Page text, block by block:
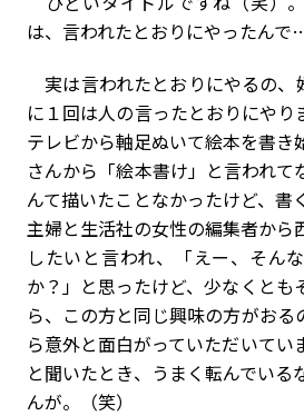
は、言われたとおりにやったんで
実は言われたとおりにやるの、
に１回は人の言ったとおりにやり
テレビから軸足ぬいて絵本を書き
さんから「絵本書け」と言われて
んて描いたことなかったけど、書
主婦と生活社の女性の編集者から
したいと言われ、「えー、そん
か？」と思ったけど、少なくとも
ら、この方と同じ興味の方がおる
ら意外と面白がっていただいてい
と聞いたとき、うまく転んでいる
んが。（笑）